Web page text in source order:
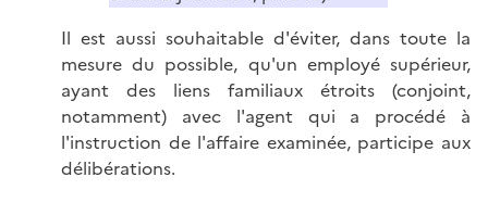
Il est aussi souhaitable d'éviter, dans toute la
mesure du possible, qu'un employé supérieur,
ayant des liens familiaux étroits (conjoint,
notamment) avec l'agent qui a procédé à
l'instruction de l'affaire examinée, participe aux
délibérations.